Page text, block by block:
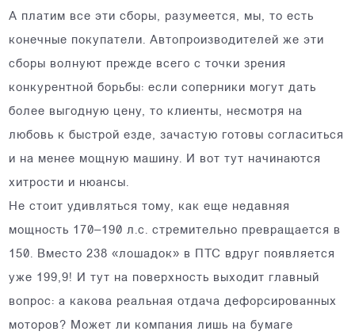
А платим все эти сборы, разумеется, мы, то есть
конечные покупатели. Автопроизводителей же эти
сборы волнуют прежде всего с точки зрения
конкурентной борьбы: если соперники могут дать
более выгодную цену, то клиенты, несмотря на
любовь к быстрой езде, зачастую готовы согласиться
и на менее мощную машину. И вот тут начинаются
хитрости и нюансы.
Не стоит удивляться тому, как еще недавняя
мощность 170–190 л.с. стремительно превращается в
150. Вместо 238 «лошадок» в ПТС вдруг появляется
уже 199,9! И тут на поверхность выходит главный
вопрос: а какова реальная отдача дефорсированных
моторов? Может ли компания лишь на бумаге